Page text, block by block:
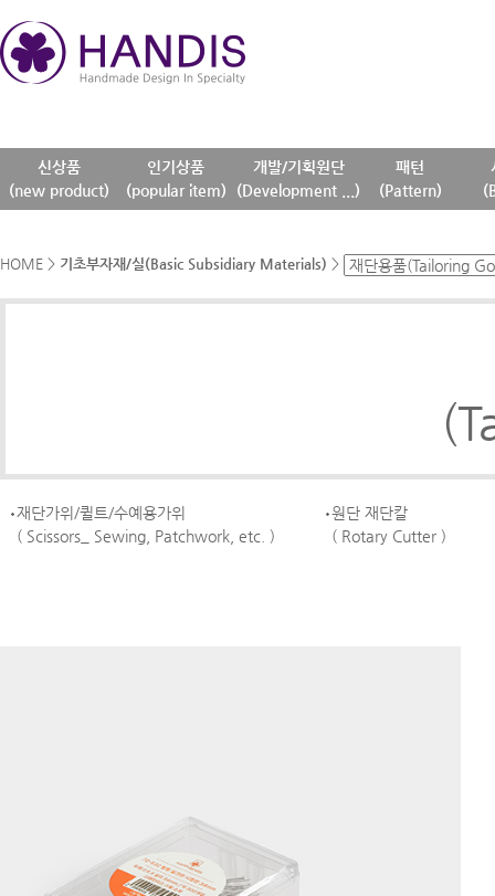
신상품
(new product)
인기상품
(popular item)
개발/기획원단
(Development ...)
패턴
(Pattern)
HOME > 기초부자재/실(Basic Subsidiary Materials) >
재단가위/퀼트/수예용가위
( Scissors_ Sewing, Patchwork, etc. )
원단 재단칼
( Rotary Cutter )